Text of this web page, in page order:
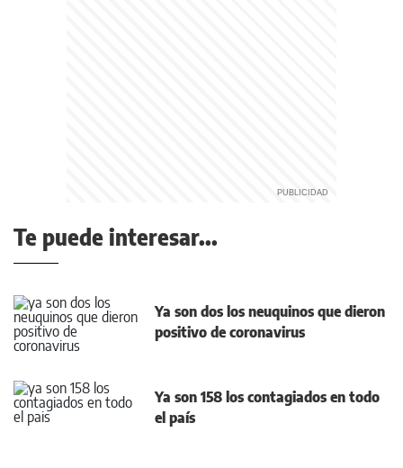
Te puede interesar...
Ya son dos los neuquinos que dieron
positivo de coronavirus
Ya son 158 los contagiados en todo
el país